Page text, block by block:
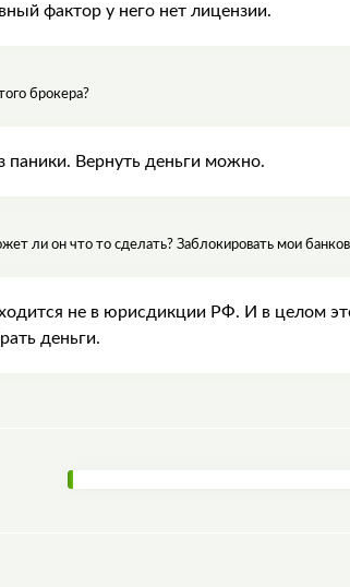
фактор у него нет лицензии.
брокера?
паники. Вернуть деньги можно.
ли он что то сделать? Заблокировать мои
не в юрисдикции РФ. И в целом
деньги.